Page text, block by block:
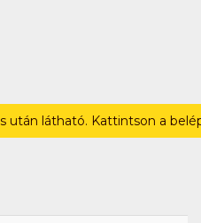
után látható. Kattintson a